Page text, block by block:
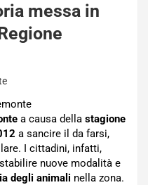
messa in
a causa della stagione
a sancire il da farsi,
I cittadini, infatti,
nuove modalità e
degli animali nella zona.